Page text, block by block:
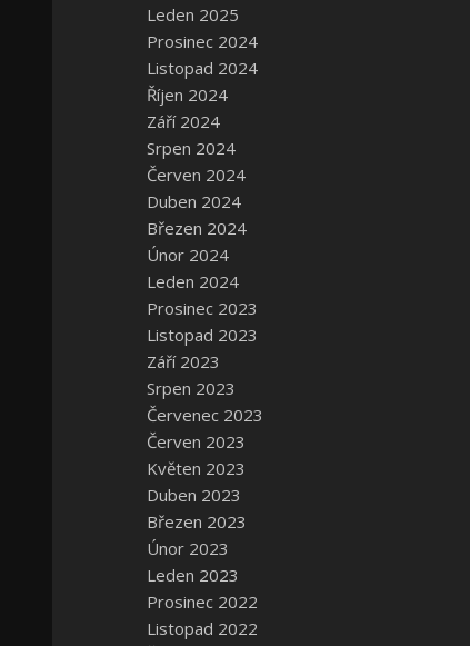
Leden 2025
Prosinec 2024
Listopad 2024
Říjen 2024
Září 2024
Srpen 2024
Červen 2024
Duben 2024
Březen 2024
Únor 2024
Leden 2024
Prosinec 2023
Listopad 2023
Září 2023
Srpen 2023
Červenec 2023
Červen 2023
Květen 2023
Duben 2023
Březen 2023
Únor 2023
Leden 2023
Prosinec 2022
Listopad 2022